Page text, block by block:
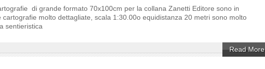
di grande formato 70x100cm per la collana Zanetti Editore sono in
cartografie molto dettagliate, scala 1:30.00o equidistanza 20 metri sono molto
sentieristica
Read More